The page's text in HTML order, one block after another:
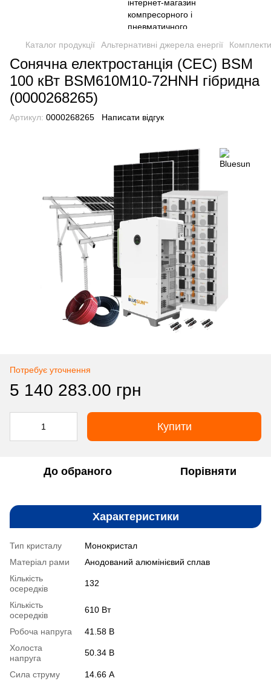
Каталог продукції Альтернативні джерела енергії
Сонячна електростанція (СЕС) BSM
100 кВт BSM610M10-72HNH гібридна
(0000268265)
Артикул: 0000268265 Написати відгук
Потребує уточнення
5 140 283.00 грн
Купити
До обраного Порівняти
Характеристики
Тип кристалу
Монокристал
Матеріал рами
Анодований алюмінієвий сплав
Кількість
осередків
132
Кількість
осередків
610 Вт
Робоча напруга
41.58 В
Холоста
напруга
50.34 В
Сила струму
14.66 А